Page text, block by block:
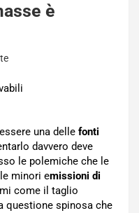
è
una delle fonti
davvero deve
le polemiche che le
minori emissioni di
come il taglio
questione spinosa che